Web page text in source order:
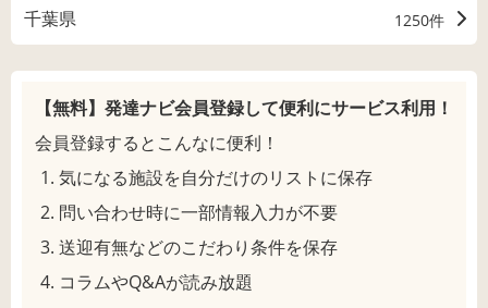
千葉県 1250件
【無料】発達ナビ会員登録して便利にサービス利用！
会員登録するとこんなに便利！
気になる施設を自分だけのリストに保存
問い合わせ時に一部情報入力が不要
送迎有無などのこだわり条件を保存
コラムやQ&Aが読み放題